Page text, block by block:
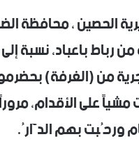
الحصين ، محافظة
رباط باعباد،
باعباد، الذي قدم في سنة
على الأقدام،
ورحُبت بهم الدَّارُ.